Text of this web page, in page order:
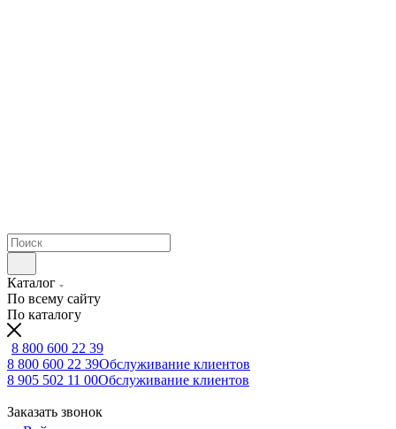
Каталог
По всему сайту
По каталогу
8 800 600 22 39
8 800 600 22 39Обслуживание клиентов
8 905 502 11 00Обслуживание клиентов
Заказать звонок